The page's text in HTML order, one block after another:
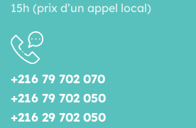
15h (prix d’un appel local)
+216 79 702 070
+216 79 702 050
+216 29 702 050